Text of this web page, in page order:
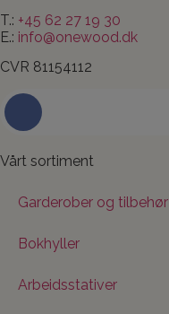
T.: +45 62 27 19 30
E.: info@onewood.dk
CVR 81154112
Vårt sortiment
Garderober og tilbehør
Bokhyller
Arbeidsstativer